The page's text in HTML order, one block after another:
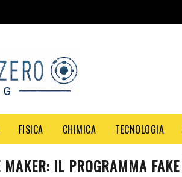
FISICA CHIMICA TECNOLOGIA
IL PROGRAMMA